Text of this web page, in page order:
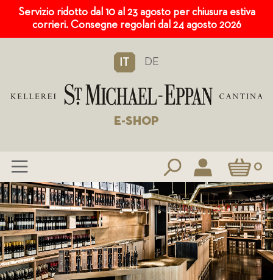
Servizio ridotto dal 10 al 23 agosto per chiusura estiva
corrieri. Consegne regolari dal 24 agosto 2026
IT DE
E-SHOP
Carrello0
Salta
al
contenuto